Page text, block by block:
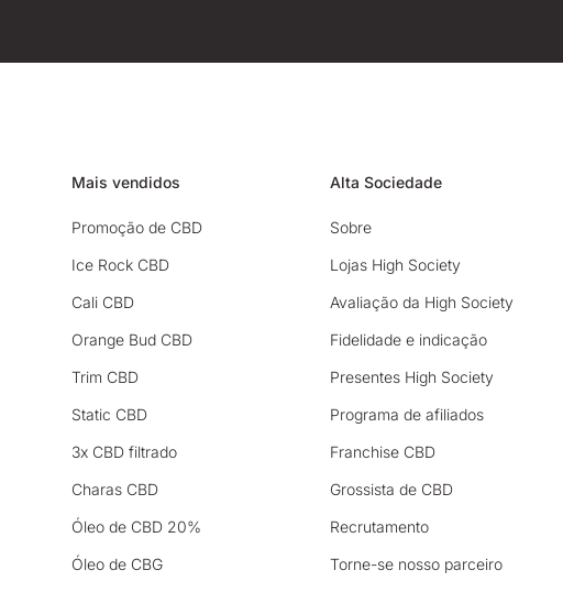
Mais vendidos
Promoção de CBD
Ice Rock CBD
Cali CBD
Orange Bud CBD
Trim CBD
Static CBD
3x CBD filtrado
Charas CBD
Óleo de CBD 20%
Óleo de CBG
Alta Sociedade
Sobre
Lojas High Society
Avaliação da High Society
Fidelidade e indicação
Presentes High Society
Programa de afiliados
Franchise CBD
Grossista de CBD
Recrutamento
Torne-se nosso parceiro